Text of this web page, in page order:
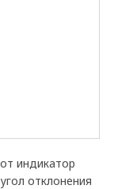
индикатор
отклонения